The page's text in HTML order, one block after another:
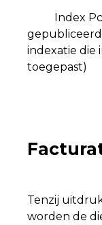
Index Pc
indexatie die
toegepast)
Tenzij
worden de